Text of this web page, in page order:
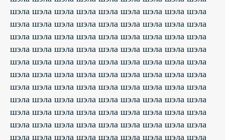
шэла шэла шэла шэла шэла шэла шэла шэла шэла
шэла шэла шэла шэла шэла шэла шэла шэла шэла
шэла шэла шэла шэла шэла шэла шэла шэла шэла
шэла шэла шэла шэла шэла шэла шэла шэла шэла
шэла шэла шэла шэла шэла шэла шэла шэла шэла
шэла шэла шэла шэла шэла шэла шэла шэла шэла
шэла шэла шэла шэла шэла шэла шэла шэла шэла
шэла шэла шэла шэла шэла шэла шэла шэла шэла
шэла шэла шэла шэла шэла шэла шэла шэла шэла
шэла шэла шэла шэла шэла шэла шэла шэла шэла
шэла шэла шэла шэла шэла шэла шэла шэла шэла